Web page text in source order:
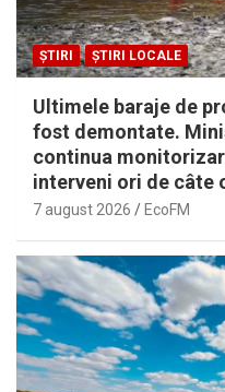
ȘTIRI ȘTIRI LOCALE
Ultimele baraje de
fost demontate.
continua
interveni ori de câte
7 august 2026 EcoFM